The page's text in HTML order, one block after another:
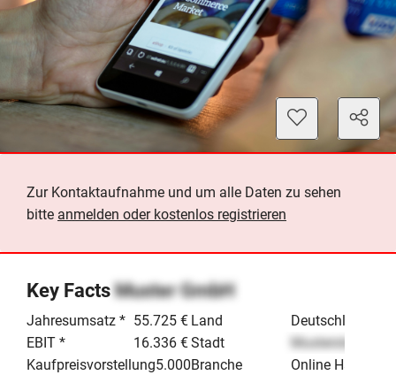
Zur Kontaktaufnahme und um alle Daten zu sehen
bitte anmelden oder kostenlos registrieren
Key FactsMuster GmbH
Jahresumsatz * 55.725 €
EBIT *
16.336 €
Kaufpreisvorstellung5.000
Land
Deutschland
Stadt
Musterstadt
Branche
Online Handel/